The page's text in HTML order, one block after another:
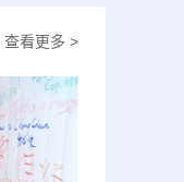
查看更多 >